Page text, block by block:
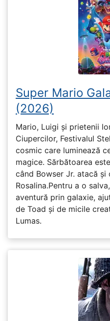
Super Mario
(2026)
Mario, Luigi și prietenii
Ciupercilor, Festivalul
cosmic care luminează
magice. Sărbătoarea
când Bowser Jr. atacă
Rosalina.Pentru a o
aventură prin galaxie,
de Toad și de micile
Lumas.